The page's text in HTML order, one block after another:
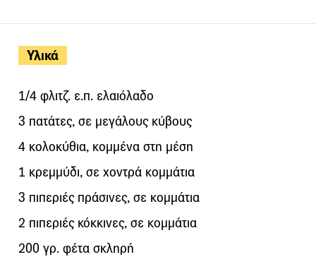
Υλικά
1/4 φλιτζ. ε.π. ελαιόλαδο
3 πατάτες, σε μεγάλους κύβους
4 κολοκύθια, κομμένα στη μέση
1 κρεμμύδι, σε χοντρά κομμάτια
3 πιπεριές πράσινες, σε κομμάτια
2 πιπεριές κόκκινες, σε κομμάτια
200 γρ. φέτα σκληρή